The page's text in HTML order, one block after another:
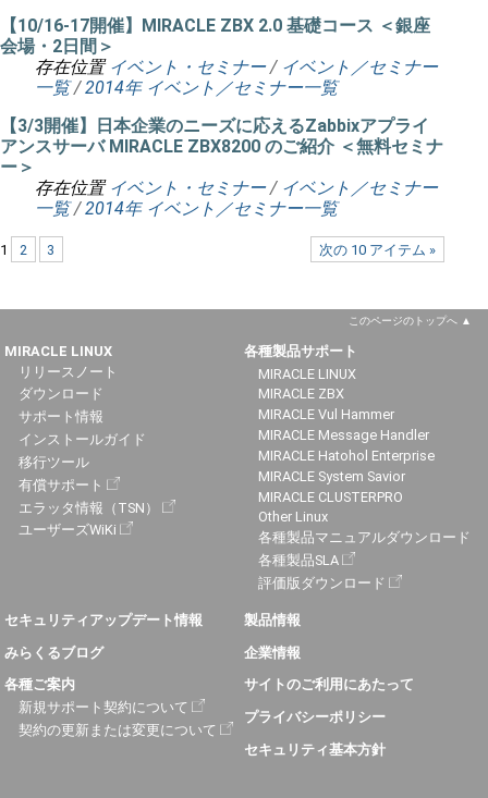
【10/16-17開催】MIRACLE ZBX 2.0 基礎コース ＜銀座
会場・2日間＞
存在位置 イベント・セミナー / イベント／セミナー
一覧 /2014年 イベント／セミナー一覧
【3/3開催】日本企業のニーズに応えるZabbixアプライ
アンスサーバ MIRACLE ZBX8200 のご紹介 ＜無料セミナ
ー＞
存在位置 イベント・セミナー / イベント／セミナー
一覧 /2014年 イベント／セミナー一覧
次の 10 アイテム »
1 2 3
このページのトップへ
MIRACLE LINUX
リリースノート
ダウンロード
サポート情報
インストールガイド
移行ツール
有償サポート
エラッタ情報（TSN）
ユーザーズWiKi
各種製品サポート
MIRACLE LINUX
MIRACLE ZBX
MIRACLE Vul Hammer
MIRACLE Message Handler
MIRACLE Hatohol Enterprise
MIRACLE System Savior
MIRACLE CLUSTERPRO
Other Linux
各種製品マニュアルダウンロード
各種製品SLA
評価版ダウンロード
セキュリティアップデート情報
みらくるブログ
各種ご案内
新規サポート契約について
契約の更新または変更について
製品情報
企業情報
サイトのご利用にあたって
プライバシーポリシー
セキュリティ基本方針